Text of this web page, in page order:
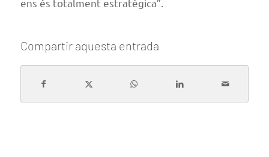
ens és totalment estratègica”.
Compartir aquesta entrada